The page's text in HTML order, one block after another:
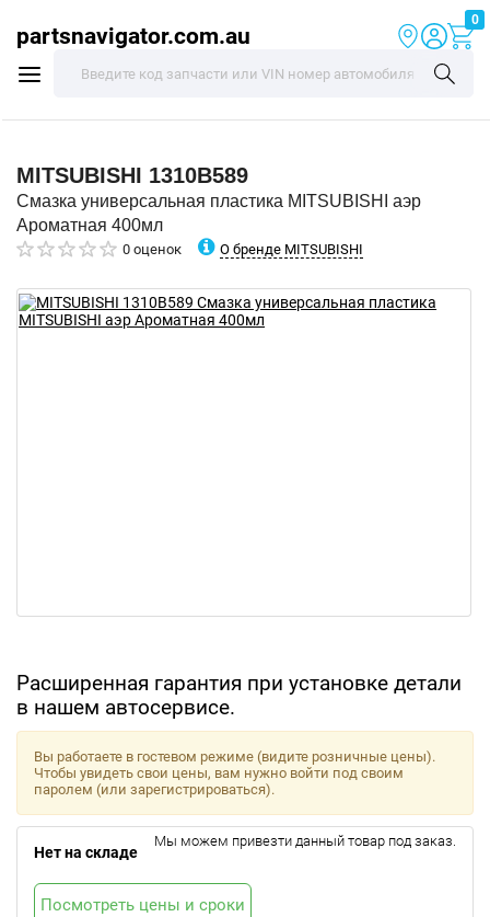
partsnavigator.com.au
0
MITSUBISHI 1310B589
Смазка универсальная пластика MITSUBISHI аэр
Ароматная 400мл
0 оценок О бренде MITSUBISHI
Расширенная гарантия при установке детали
в нашем автосервисе.
Вы работаете в гостевом режиме (видите розничные цены).
Чтобы увидеть свои цены, вам нужно войти под своим
паролем (или зарегистрироваться).
Нет на складе
Мы можем привезти данный товар под заказ.
Посмотреть цены и сроки